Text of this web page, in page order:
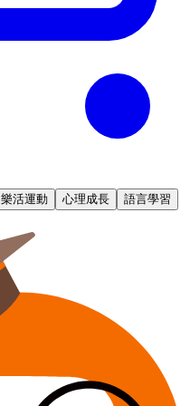
樂活運動 心理成長
語言學習